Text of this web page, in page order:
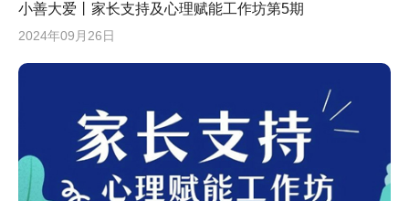
小善大爱丨家长支持及心理赋能工作坊第5期
2024年09月26日